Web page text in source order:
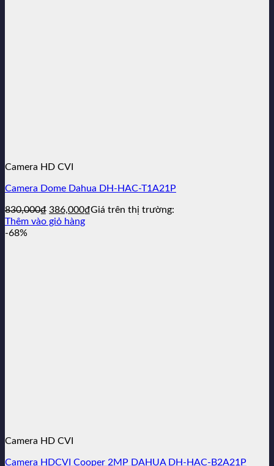
Camera HD CVI
Camera Dome Dahua DH-HAC-T1A21P
830,000₫ Giá
gốc
386,000₫Giá
Giá trên thị trường:
Thêm vào giỏ hàng
-68%
Camera HD CVI
Camera HDCVI Cooper 2MP DAHUA DH-HAC-B2A21P